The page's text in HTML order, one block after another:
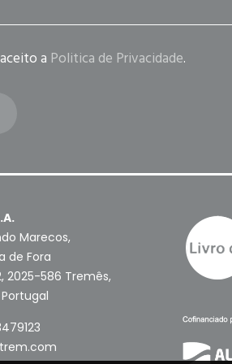
a Politica de Privacidade.
Marecos,
de Fora
2025-586 Tremês,